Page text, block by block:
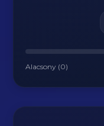
Alacsony (0)